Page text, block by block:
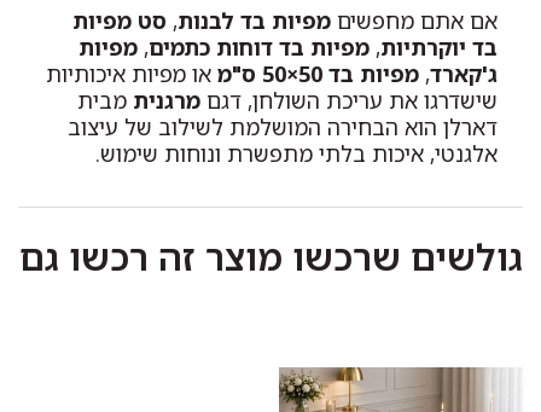
אם אתם מחפשים מפיות בד לבנות, סט מפיות
בד יוקרתיות, מפיות בד דוחות כתמים, מפיות
ג'קארד, מפיות בד 50×50 ס"מ
או מפיות איכותיות
שישדרגו את עריכת השולחן, דגם מרגנית מבית
דארלן הוא הבחירה המושלמת לשילוב של עיצוב
אלגנטי, איכות בלתי מתפשרת ונוחות שימוש.
גולשים שרכשו מוצר זה רכשו גם